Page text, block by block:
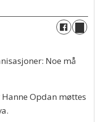
Noe må
Opdan møttes